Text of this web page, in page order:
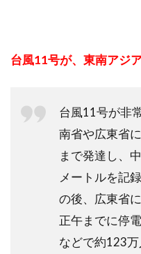
台風11号が、東南アジ
台風11号が非
南省や広東省
まで発達し、
メートルを記
の後、広東省
正午までに停
などで約123万